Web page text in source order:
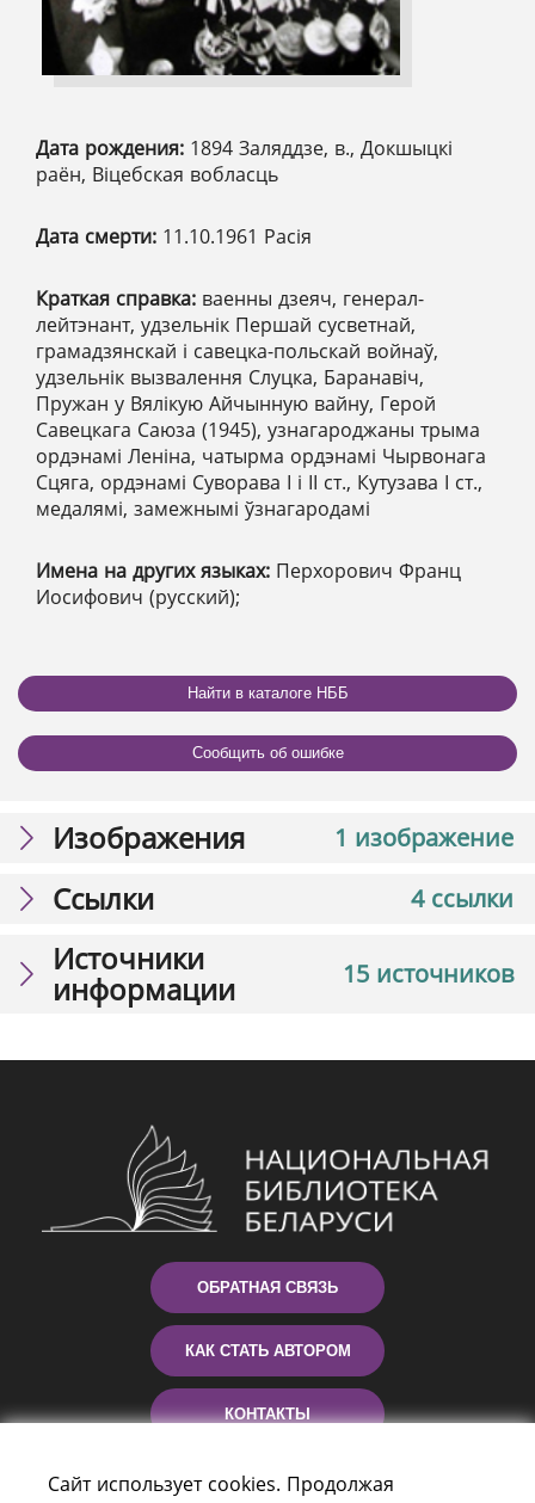
Дата рождения: 1894 Заляддзе, в., Докшыцкі
раён, Віцебская вобласць
Дата смерти: 11.10.1961 Расія
Краткая справка: ваенны дзеяч, генерал-
лейтэнант, удзельнік Першай сусветнай,
грамадзянскай і савецка-польскай войнаў,
удзельнік вызвалення Слуцка, Баранавіч,
Пружан у Вялікую Айчынную вайну, Герой
Савецкага Саюза (1945), узнагароджаны трыма
ордэнамі Леніна, чатырма ордэнамі Чырвонага
Сцяга, ордэнамі Суворава І і ІІ ст., Кутузава І ст.,
медалямі, замежнымі ўзнагародамі
Имена на других языках: Перхорович Франц
Иосифович (русский);
Найти в каталоге НББ
Сообщить об ошибке
1 изображение
Изображения
4 ссылки
Ссылки
15 источников
Источники
информации
ОБРАТНАЯ СВЯЗЬ
КАК СТАТЬ АВТОРОМ
КОНТАКТЫ
ПОМОЩЬ
Сайт использует cookies. Продолжая